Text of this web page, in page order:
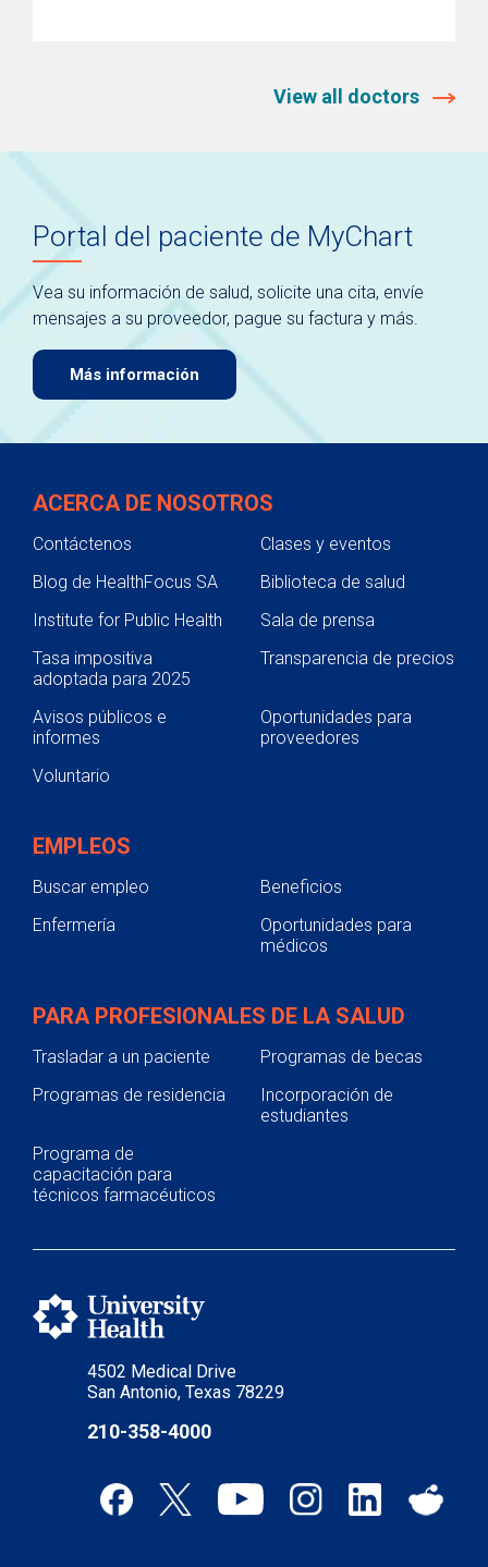
View all doctors
Portal del paciente de MyChart
Vea su información de salud, solicite una cita, envíe
mensajes a su proveedor, pague su factura y más.
Más información
4502 Medical Drive
San Antonio, Texas 78229
210-358-4000
ACERCA DE NOSOTROS
Contáctenos
Clases y eventos
Blog de HealthFocus SA
Biblioteca de salud
Institute for Public Health
Sala de prensa
Tasa impositiva
adoptada para 2025
Transparencia de precios
Avisos públicos e
informes
Oportunidades para
proveedores
Voluntario
EMPLEOS
Buscar empleo
Beneficios
Enfermería
Oportunidades para
médicos
PARA PROFESIONALES DE LA SALUD
Trasladar a un paciente
Programas de becas
Programas de residencia
Incorporación de
estudiantes
Programa de
capacitación para
técnicos farmacéuticos